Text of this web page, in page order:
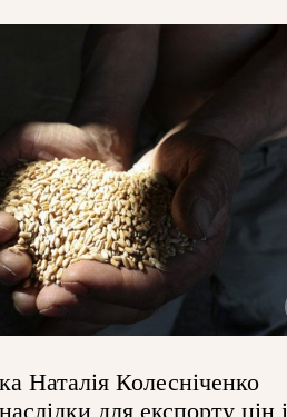
Наталія Колесніченко
для експорту цін і